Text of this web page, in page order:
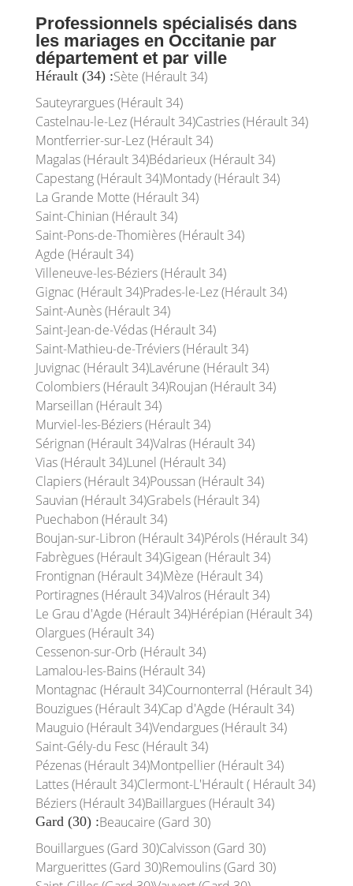
Professionnels spécialisés dans
les mariages en Occitanie par
département et par ville
Hérault (34) :Sète (Hérault 34)
Sauteyrargues (Hérault 34)
Castelnau-le-Lez (Hérault 34)Castries (Hérault 34)
Montferrier-sur-Lez (Hérault 34)
Magalas (Hérault 34)Bédarieux (Hérault 34)
Capestang (Hérault 34)Montady (Hérault 34)
La Grande Motte (Hérault 34)
Saint-Chinian (Hérault 34)
Saint-Pons-de-Thomières (Hérault 34)
Agde (Hérault 34)
Villeneuve-les-Béziers (Hérault 34)
Gignac (Hérault 34)Prades-le-Lez (Hérault 34)
Saint-Aunès (Hérault 34)
Saint-Jean-de-Védas (Hérault 34)
Saint-Mathieu-de-Tréviers (Hérault 34)
Juvignac (Hérault 34)Lavérune (Hérault 34)
Colombiers (Hérault 34)Roujan (Hérault 34)
Marseillan (Hérault 34)
Murviel-les-Béziers (Hérault 34)
Sérignan (Hérault 34)Valras (Hérault 34)
Vias (Hérault 34)Lunel (Hérault 34)
Clapiers (Hérault 34)Poussan (Hérault 34)
Sauvian (Hérault 34)Grabels (Hérault 34)
Puechabon (Hérault 34)
Boujan-sur-Libron (Hérault 34)Pérols (Hérault 34)
Fabrègues (Hérault 34)Gigean (Hérault 34)
Frontignan (Hérault 34)Mèze (Hérault 34)
Portiragnes (Hérault 34)Valros (Hérault 34)
Le Grau d'Agde (Hérault 34)Hérépian (Hérault 34)
Olargues (Hérault 34)
Cessenon-sur-Orb (Hérault 34)
Lamalou-les-Bains (Hérault 34)
Montagnac (Hérault 34)Cournonterral (Hérault 34)
Bouzigues (Hérault 34)Cap d'Agde (Hérault 34)
Mauguio (Hérault 34)Vendargues (Hérault 34)
Saint-Gély-du Fesc (Hérault 34)
Pézenas (Hérault 34)Montpellier (Hérault 34)
Lattes (Hérault 34)Clermont-L'Hérault ( Hérault 34)
Béziers (Hérault 34)Baillargues (Hérault 34)
Gard (30) :Beaucaire (Gard 30)
Bouillargues (Gard 30)Calvisson (Gard 30)
Marguerittes (Gard 30)Remoulins (Gard 30)